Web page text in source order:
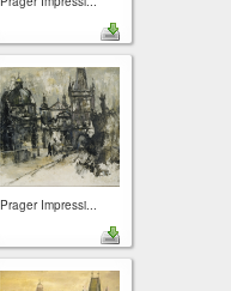
Prager Impressi...